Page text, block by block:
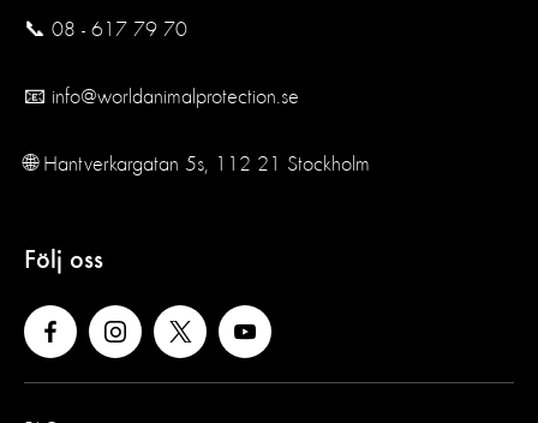
📞 08 - 617 79 70
📧 info@worldanimalprotection.se
🌐 Hantverkargatan 5s, 112 21 Stockholm
Följ oss